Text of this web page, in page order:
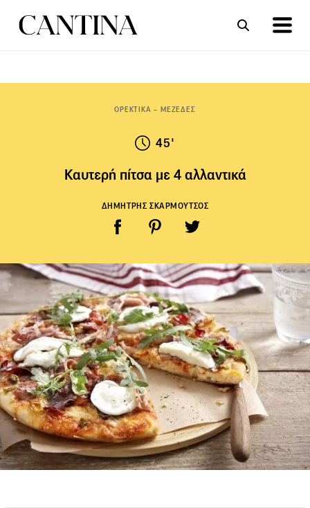
ΟΡΕΚΤΙΚΑ – ΜΕΖΕΔΕΣ
45'
Καυτερή πίτσα με 4 αλλαντικά
ΔΗΜΗΤΡΗΣ ΣΚΑΡΜΟΥΤΣΟΣ